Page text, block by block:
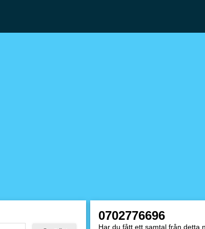
0702776696
Har du fått ett samtal från detta